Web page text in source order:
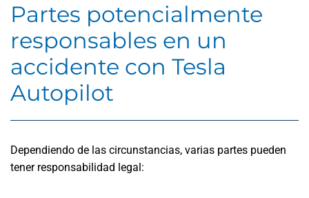
Partes potencialmente
responsables en un
accidente con Tesla
Autopilot
Dependiendo de las circunstancias, varias partes pueden
tener responsabilidad legal: